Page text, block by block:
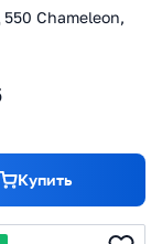
Chameleon,
Купить